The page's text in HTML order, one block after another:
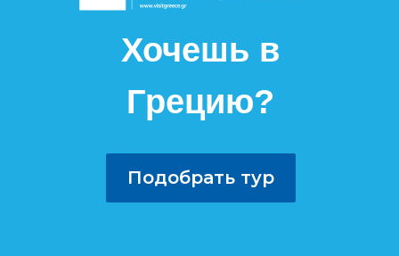
Подобрать тур
Хочешь в
Грецию?